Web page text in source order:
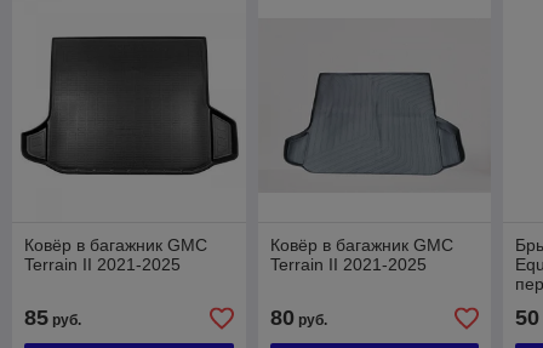
Ковёр в багажник GMC
Terrain II 2021-2025
85 руб.
Ковёр в багажник GMC
Terrain II 2021-2025
80руб. 50